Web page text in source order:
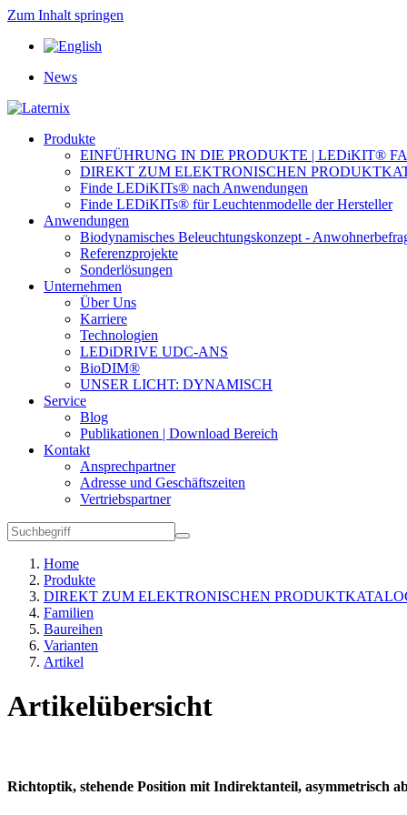
Zum Inhalt springen
News
Produkte
EINFÜHRUNG IN DIE PRODUKTE | LEDiKIT®
DIREKT ZUM ELEKTRONISCHEN
Finde LEDiKITs® nach Anwendungen
Finde LEDiKITs® für Leuchtenmodelle der Hersteller
Anwendungen
Biodynamisches Beleuchtungskonzept -
Referenzprojekte
Sonderlösungen
Unternehmen
Über Uns
Karriere
Technologien
LEDiDRIVE UDC-ANS
BioDIM®
UNSER LICHT: DYNAMISCH
Service
Blog
Publikationen | Download Bereich
Kontakt
Ansprechpartner
Adresse und Geschäftszeiten
Vertriebspartner
Home
Produkte
DIREKT ZUM ELEKTRONISCHEN
Familien
Baureihen
Varianten
Artikel
Artikelübersicht
Richtoptik, stehende Position mit Indirektanteil, asymmetrisch